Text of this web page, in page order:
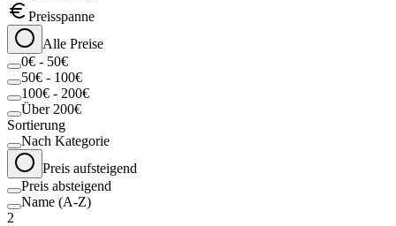
Preisspanne
Alle Preise
0€ - 50€
50€ - 100€
100€ - 200€
Über 200€
Sortierung
Nach Kategorie
Preis aufsteigend
Preis absteigend
Name (A-Z)
2